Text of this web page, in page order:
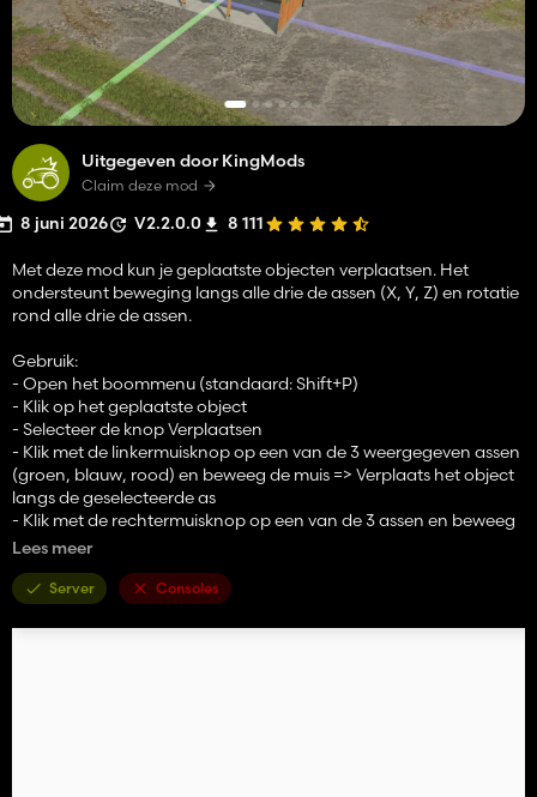
Uitgegeven door KingMods
Claim deze mod
8 juni 2026 V2.2.0.0 8 111
Met deze mod kun je geplaatste objecten verplaatsen. Het
ondersteunt beweging langs alle drie de assen (X, Y, Z) en rotatie
rond alle drie de assen.
Gebruik:
- Open het boommenu (standaard: Shift+P)
- Klik op het geplaatste object
- Selecteer de knop Verplaatsen
- Klik met de linkermuisknop op een van de 3 weergegeven assen
(groen, blauw, rood) en beweeg de muis => Verplaats het object
langs de geselecteerde as
- Klik met de rechtermuisknop op een van de 3 assen en beweeg
de muis => Verander de rotatie van het object rond die as
te klikken of op de Escape-toets te drukken; er verschijnt een
laatste bevestigingsvraag
- Tijdens het bewerken kunt u de wijziging ook afwijzen of
Lees meer
Server Consoles